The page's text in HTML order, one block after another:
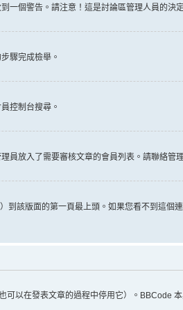
一個警告。請注意！這是討論區管理人員的
驟完成檢舉。
控制台搜尋。
員放入了需要審核文章的會員列表。請聯絡管
該版面的第一頁最上頭。如果您看不到這
以在發表文章的過程中停用它）。BBCode